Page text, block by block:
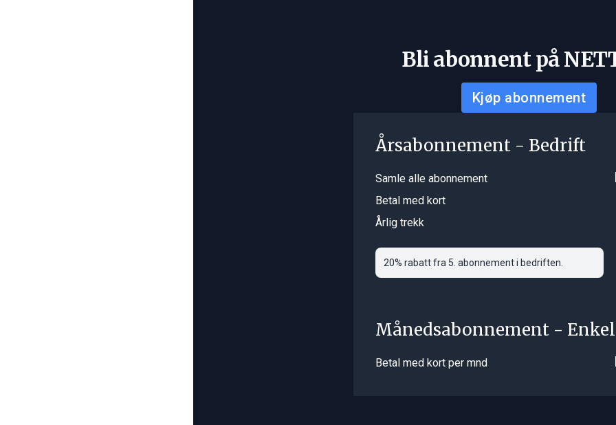
Bli abonnent på
Kjøp abonnement
Årsabonnement - Bedrift
Samle alle abonnement
Betal med kort
Årlig trekk
20% rabatt fra 5. abonnement i bedriften.
Månedsabonnement -
Betal med kort per mnd